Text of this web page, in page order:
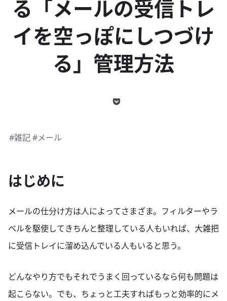
る「メールの受信トレ
イを空っぽにしつづけ
る」管理方法
#雑記#メール
はじめに
メールの仕分け方は人によってさまざま。フィルターやラ
ベルを駆使してきちんと整理している人もいれば、大雑把
に受信トレイに溜め込んでいる人もいると思う。
どんなやり方でもそれでうまく回っているなら何も問題は
起こらない。でも、ちょっと工夫すればもっと効率的にメ